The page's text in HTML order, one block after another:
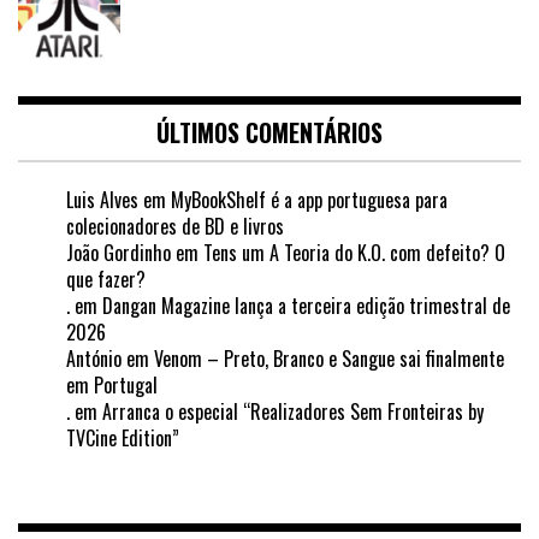
ÚLTIMOS COMENTÁRIOS
Luis Alves em MyBookShelf é a app portuguesa para
colecionadores de BD e livros
João Gordinho em Tens um A Teoria do K.O. com defeito? O
que fazer?
. em Dangan Magazine lança a terceira edição trimestral de
2026
António em Venom – Preto, Branco e Sangue sai finalmente
em Portugal
. em Arranca o especial “Realizadores Sem Fronteiras by
TVCine Edition”